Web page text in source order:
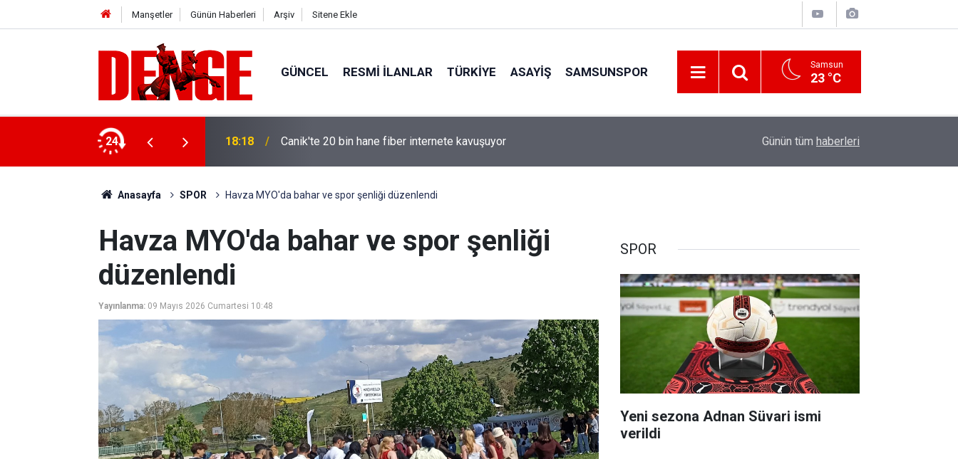
Manşetler Günün Haberleri Arşiv Sitene Ekle
GÜNCEL RESMI İLANLAR TÜRKİYE ASAYİŞ SAMSUNSPOR Samsun
23 °C
24
kadar devam edecek 18:18 Canik'te 20 bin hane fiber internete kavuşuyor 30 ilde DEAŞ terör örgütüne yönelik operasyon!
Günün tüm haberleri
Anasayfa SPOR Havza MYO'da bahar ve spor şenliği düzenlendi
Havza MYO'da bahar ve spor şenliği
düzenlendi
Yayınlanma: 09 Mayıs 2026 Cumartesi 10:48
SPOR
Yeni sezona Adnan Süvari ismi
verildi